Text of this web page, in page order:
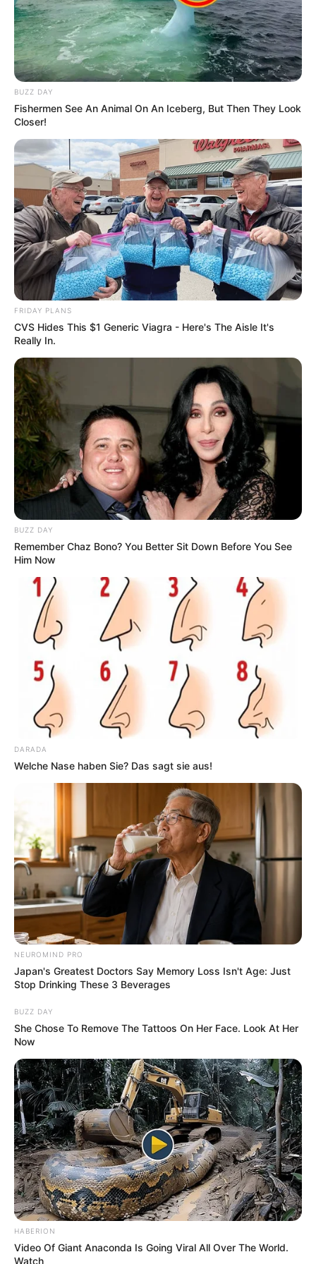
Suchen:
Auf einigen Seiten dieses Projektes sind Affiliate-
Angebote integriert. Wenn etwas darüber gebucht oder
gekauft wird, ist das eine Unterstützung, ohne dass sich
dadurch der Preis ändert.
BUZZ DAY
Fishermen See An Animal On An Iceberg, But Then They Look
Closer!
FRIDAY PLANS
CVS Hides This $1 Generic Viagra - Here's The Aisle It's
Really In.
BUZZ DAY
Remember Chaz Bono? You Better Sit Down Before You See
Him Now
DARADA
Welche Nase haben Sie? Das sagt sie aus!
NEUROMIND PRO
Japan's Greatest Doctors Say Memory Loss Isn't Age: Just
Stop Drinking These 3 Beverages
BUZZ DAY
She Chose To Remove The Tattoos On Her Face. Look At Her
Now
HABERION
Video Of Giant Anaconda Is Going Viral All Over The World.
Watch